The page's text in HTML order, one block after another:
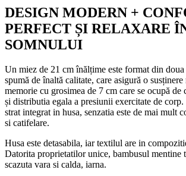
DESIGN MODERN +
PERFECT ȘI RELAXARE
SOMNULUI
Un miez de 21 cm înălțime este format din
spumă de înaltă calitate, care asigură o
memorie cu grosimea de 7 cm care se ocupă
și distributia egala a presiunii exercitate de
strat integrat in husa, senzatia este de mai mult
si catifelare.
Husa este detasabila, iar textilul are in
Datorita proprietatilor unice, bambusul mentine
scazuta vara si calda, iarna.